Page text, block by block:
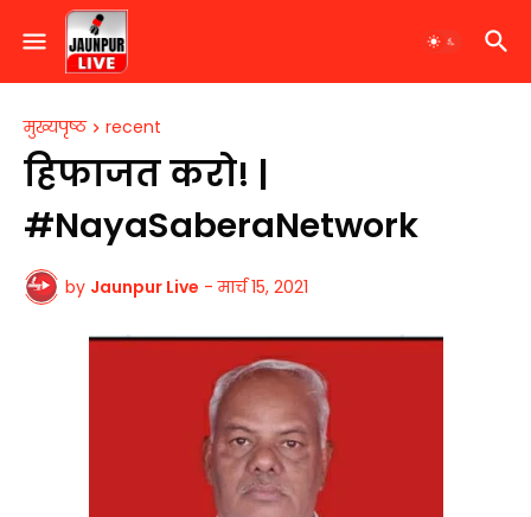
मुख्यपृष्ठ recent
हिफाजत करो! |
#NayaSaberaNetwork
by Jaunpur Live - मार्च 15, 2021